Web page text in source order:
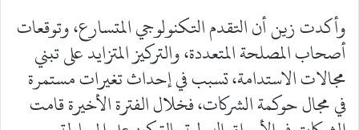
وأكدت زين أن التقدم التكنولوجي المتسارع، وتوقعات
أصحاب المصلحة المتعددة، والتركيز المتزايد على تبني
مجالات الاستدامة، تسبب في إحداث تغيرات مستمرة
في مجال حوكمة الشركات، فخلال الفترة الأخيرة قامت